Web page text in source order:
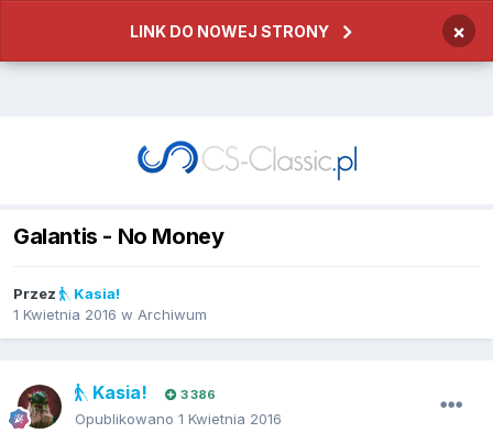
LINK DO NOWEJ STRONY ×
Galantis - No Money
Przez
Kasia!
1 Kwietnia 2016 w Archiwum
Kasia! 3 386
Opublikowano 1 Kwietnia 2016